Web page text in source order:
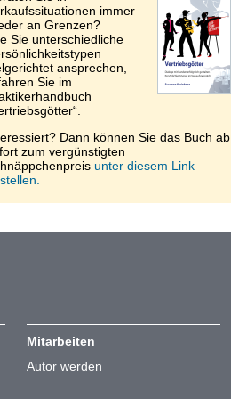
immer
an Grenzen?
Sie unterschiedliche
ansprechen,
Sie im
Dann können Sie das Buch ab
zum vergünstigten
unter diesem Link
Mitarbeiten
Autor werden